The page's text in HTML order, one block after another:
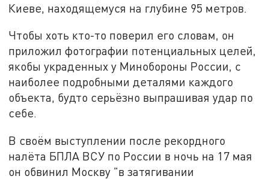
Киеве, находящемуся на глубине 95 метров.
Чтобы хоть кто-то поверил его словам, он
приложил фотографии потенциальных целей,
якобы украденных у Минобороны России, с
наиболее подробными деталями каждого
объекта, будто серьёзно выпрашивая удар по
себе.
В своём выступлении после рекордного
налёта БПЛА ВСУ по России в ночь на 17 мая
он обвинил Москву "в затягивании